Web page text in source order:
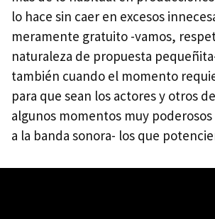
lo hace sin caer en excesos
meramente gratuito -vamos,
naturaleza de propuesta
también cuando el momento
para que sean los actores y otros
algunos momentos muy
a la banda sonora- los que